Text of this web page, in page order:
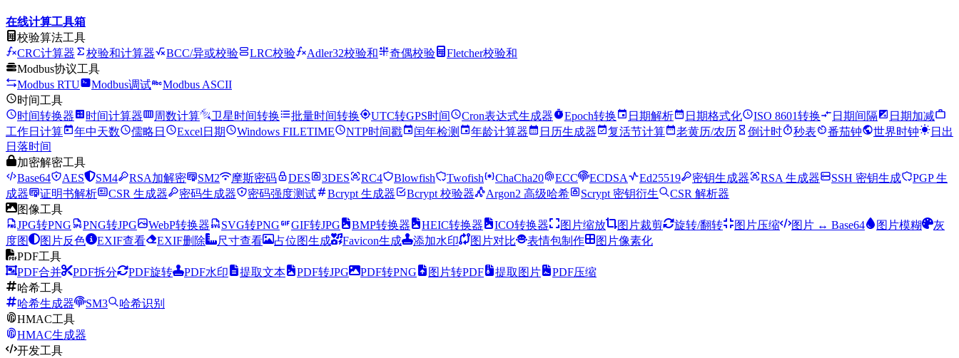
在线计算工具箱
校验算法工具
CRC计算器
校验和计算器 BCC/异或校验 LRC校验 Adler32校验和 奇偶校验
Fletcher校验和
Modbus协议工具
Modbus RTU
Modbus调试
Modbus ASCII
时间工具
时间转换器
时间计算器 周数计算 卫星时间转换 批量时间转换 UTC转GPS时间 Cron表达式生成器 Epoch转换 日期解析 日期格式化 ISO 8601转换 日期间隔
日期加减
工作日计算
年中天数 儒略日 Excel日期 Windows FILETIME NTP时间戳 闰年检测 年龄计算器 日历生成器 复活节计算 老黄历/农历 倒计时 秒表 番茄钟 世界时钟
日出
日落时间
加密解密工具
Base64
AES SM4 RSA加解密 SM2 摩斯密码 DES 3DES RC4 Blowfish Twofish ChaCha20 ECC ECDSA Ed25519 密钥生成器 RSA 生成器 SSH 密钥生成
PGP 生
成器
证明书解析 CSR 生成器 密码生成器 密码强度测试 Bcrypt 生成器 Bcrypt 校验器 Argon2 高级哈希 Scrypt 密钥衍生
CSR 解析器
图像工具
JPG转PNG
PNG转JPG WebP转换器 SVG转PNG GIF转JPG BMP转换器 HEIC转换器 ICO转换器 图片缩放 图片裁剪 旋转/翻转 图片压缩 图片 ↔ Base64 图片模糊
灰
度图
图片反色 EXIF查看 EXIF删除 尺寸查看 占位图生成 Favicon生成 添加水印 图片对比 表情包制作
图片像素化
PDF工具
PDF合并
PDF拆分 PDF旋转 PDF水印 提取文本 PDF转JPG PDF转PNG 图片转PDF 提取图片
PDF压缩
哈希工具
哈希生成器
SM3
哈希识别
HMAC工具
HMAC生成器
开发工具